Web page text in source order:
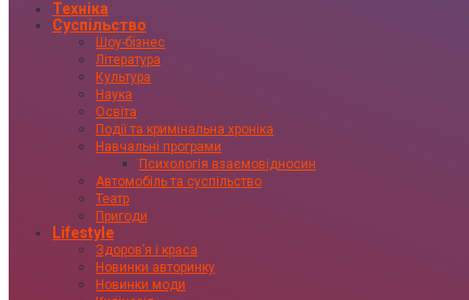
Техніка
Суспільство
Шоу-бізнес
Література
Культура
Наука
Освіта
Події та кримінальна хроніка
Навчальні програми
Психологія взаємовідносин
Автомобіль та суспільство
Театр
Пригоди
Lifestyle
Здоровʼя і краса
Новинки авторинку
Новинки моди